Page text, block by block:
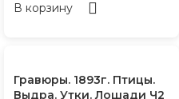
В корзину
Гравюры. 1893г. Птицы.
Выдра. Утки. Лошади Ч2